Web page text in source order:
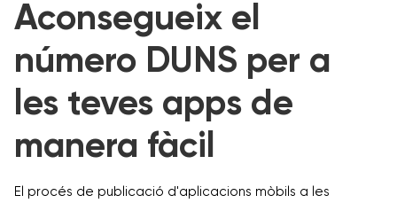
Aconsegueix el
número DUNS per a
les teves apps de
manera fàcil
El procés de publicació d'aplicacions mòbils a les